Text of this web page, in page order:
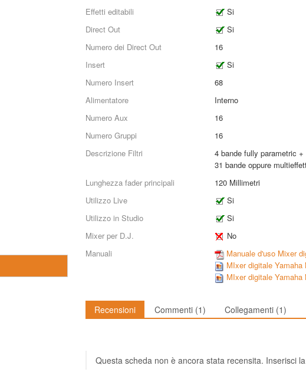
Effetti editabili
Si
Direct Out
Si
Numero dei Direct Out
16
Insert
Si
Numero Insert
68
Alimentatore
Interno
Numero Aux
16
Numero Gruppi
16
Descrizione Filtri
4 bande fully parametric
31 bande oppure
Lunghezza fader principali
120 Millimetri
Utilizzo Live
Si
Utilizzo in Studio
Si
Mixer per D.J.
No
Manuali
Manuale d'uso Mixer
MIxer digitale Yamaha
MIxer digitale Yamaha
Recensioni Commenti (1) Collegamenti (1)
Questa scheda non è ancora stata recensita. Inserisci